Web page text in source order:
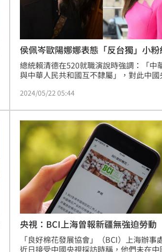
侯佩岑歐陽娜娜表態「反台獨」小粉
總統賴清德在520就職演說時強調：「中
與中華人民共和國互不隸屬」，對此中國
灣從來不是一個國家也永遠不會成為一個
狠話表示中國將實現完全統一。貼文一出
多中國明星也照慣例，陸續轉發，其中也
藝人侯佩岑、歐陽娜娜跟進。林汝珊報導
2024/05/22 05:44
央視：BCI上海曾報新疆無強迫勞動
「良好棉花發展協會」（BCI）上海辦事
近日接受中國央視採訪時稱，他們未在中